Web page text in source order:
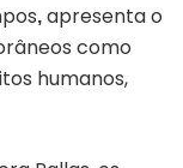
, apresenta o
como
humanos,